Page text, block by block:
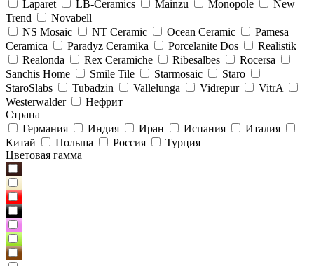
Laparet
LB-Ceramics Mainzu Monopole
New
Trend
Novabell
NS Mosaic
NT Ceramic Ocean Ceramic
Pamesa
Ceramica
Paradyz Сeramika Porcelanite Dos
Realistik
Realonda
Rex Ceramiche Ribesalbes
Rocersa
Sanchis Home
Smile Tile Starmosaic
Staro
StaroSlabs
Tubadzin Vallelunga Vidrepur
VitrA
Westerwalder
Нефрит
Страна
Германия
Индия Иран Испания
Италия
Китай
Польша Россия
Турция
Цветовая гамма